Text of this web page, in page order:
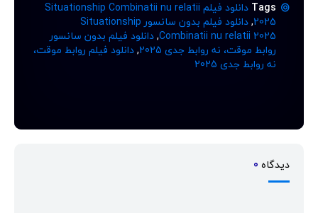
Tags
دانلود فیلم Situationship Combinatii nu relatii
2025
,
دانلود فیلم بدون سانسور Situationship
Combinatii nu relatii 2025
,دانلود فیلم بدون سانسور
روابط موقت، نه روابط جدی 2025
,دانلود فیلم روابط موقت،
نه روابط جدی 2025
دیدگاه 0